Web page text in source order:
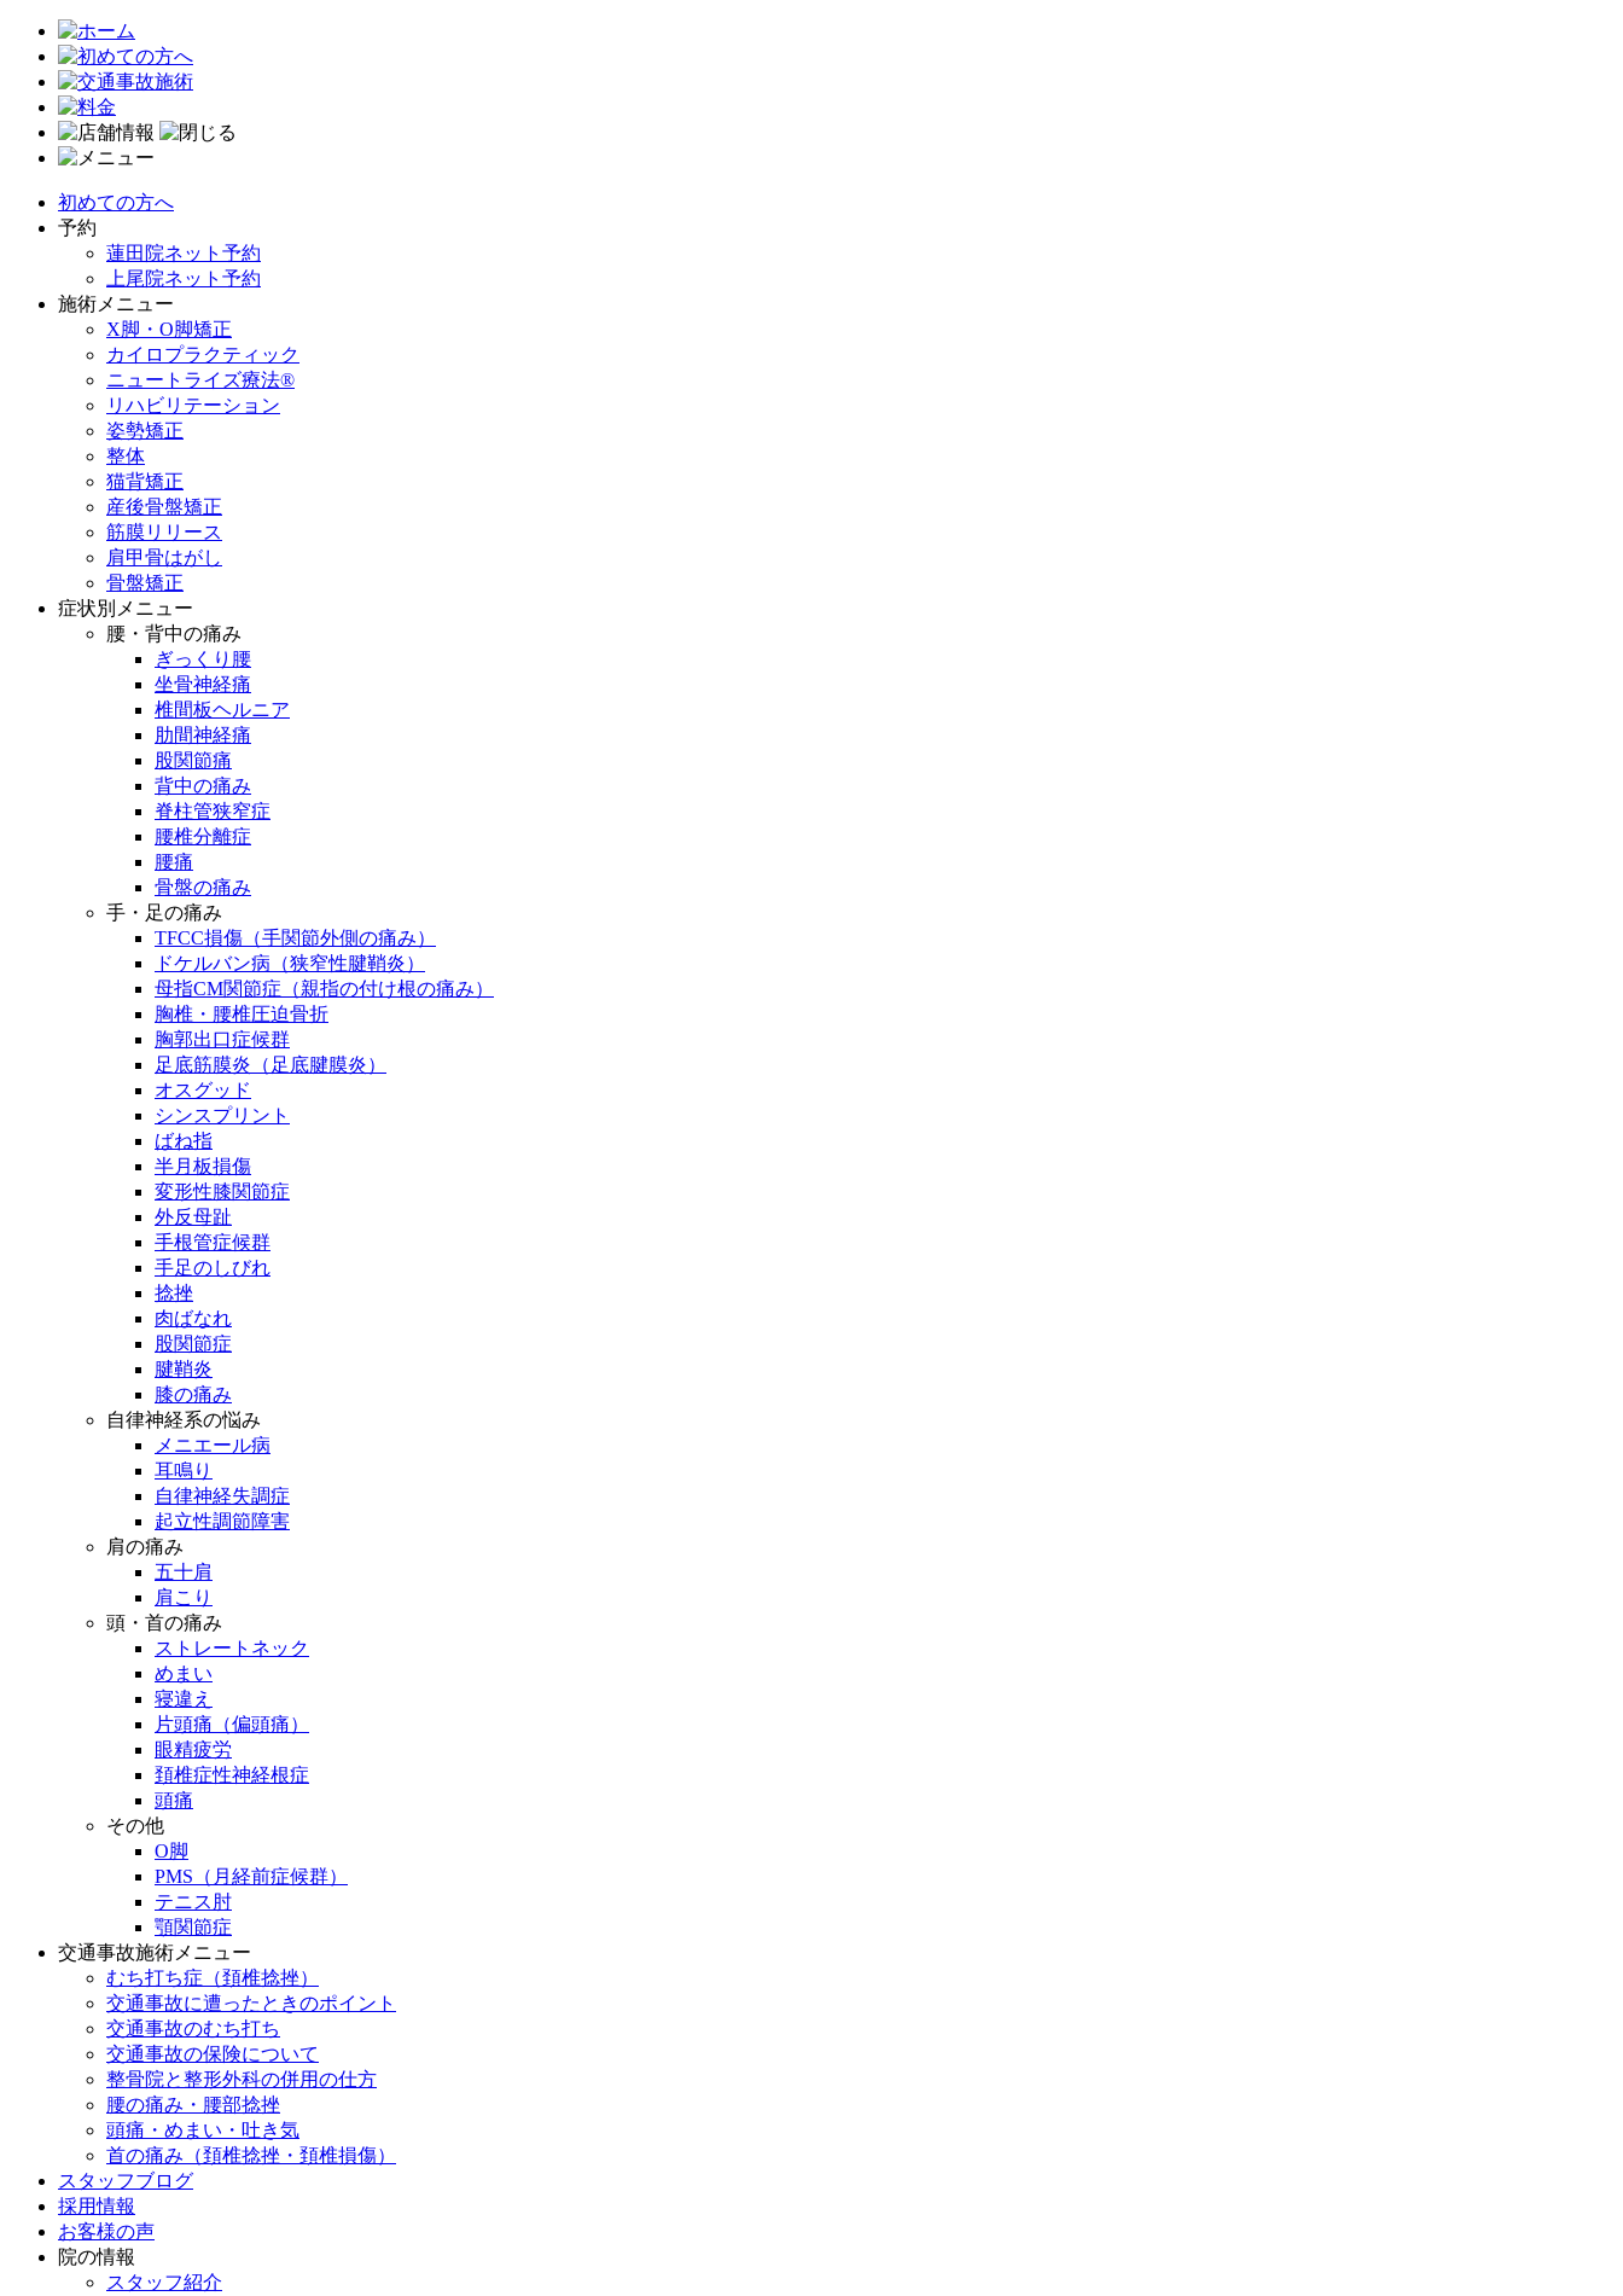
初めての方へ
予約
蓮田院ネット予約
上尾院ネット予約
施術メニュー
X脚・O脚矯正
カイロプラクティック
ニュートライズ療法®
リハビリテーション
姿勢矯正
整体
猫背矯正
産後骨盤矯正
筋膜リリース
肩甲骨はがし
骨盤矯正
症状別メニュー
腰・背中の痛み
ぎっくり腰
坐骨神経痛
椎間板ヘルニア
肋間神経痛
股関節痛
背中の痛み
脊柱管狭窄症
腰椎分離症
腰痛
骨盤の痛み
手・足の痛み
TFCC損傷（手関節外側の痛み）
ドケルバン病（狭窄性腱鞘炎）
母指CM関節症（親指の付け根の痛み）
胸椎・腰椎圧迫骨折
胸郭出口症候群
足底筋膜炎（足底腱膜炎）
オスグッド
シンスプリント
ばね指
半月板損傷
変形性膝関節症
外反母趾
手根管症候群
手足のしびれ
捻挫
肉ばなれ
股関節症
腱鞘炎
膝の痛み
自律神経系の悩み
メニエール病
耳鳴り
自律神経失調症
起立性調節障害
肩の痛み
五十肩
肩こり
頭・首の痛み
ストレートネック
めまい
寝違え
片頭痛（偏頭痛）
眼精疲労
頚椎症性神経根症
頭痛
その他
O脚
PMS（月経前症候群）
テニス肘
顎関節症
交通事故施術メニュー
むち打ち症（頚椎捻挫）
交通事故に遭ったときのポイント
交通事故のむち打ち
交通事故の保険について
整骨院と整形外科の併用の仕方
腰の痛み・腰部捻挫
頭痛・めまい・吐き気
首の痛み（頚椎捻挫・頚椎損傷）
スタッフブログ
採用情報
お客様の声
院の情報
スタッフ紹介